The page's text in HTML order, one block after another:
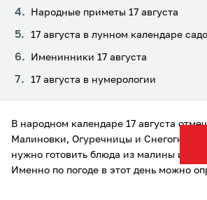
Народные приметы 17 августа
17 августа в лунном календаре
Именинники 17 августа
17 августа в нумерологии
В народном календаре 17 августа
Малиновки, Огуречницы и Снегогнойки
нужно готовить блюда из малины и
Именно по погоде в этот день можно